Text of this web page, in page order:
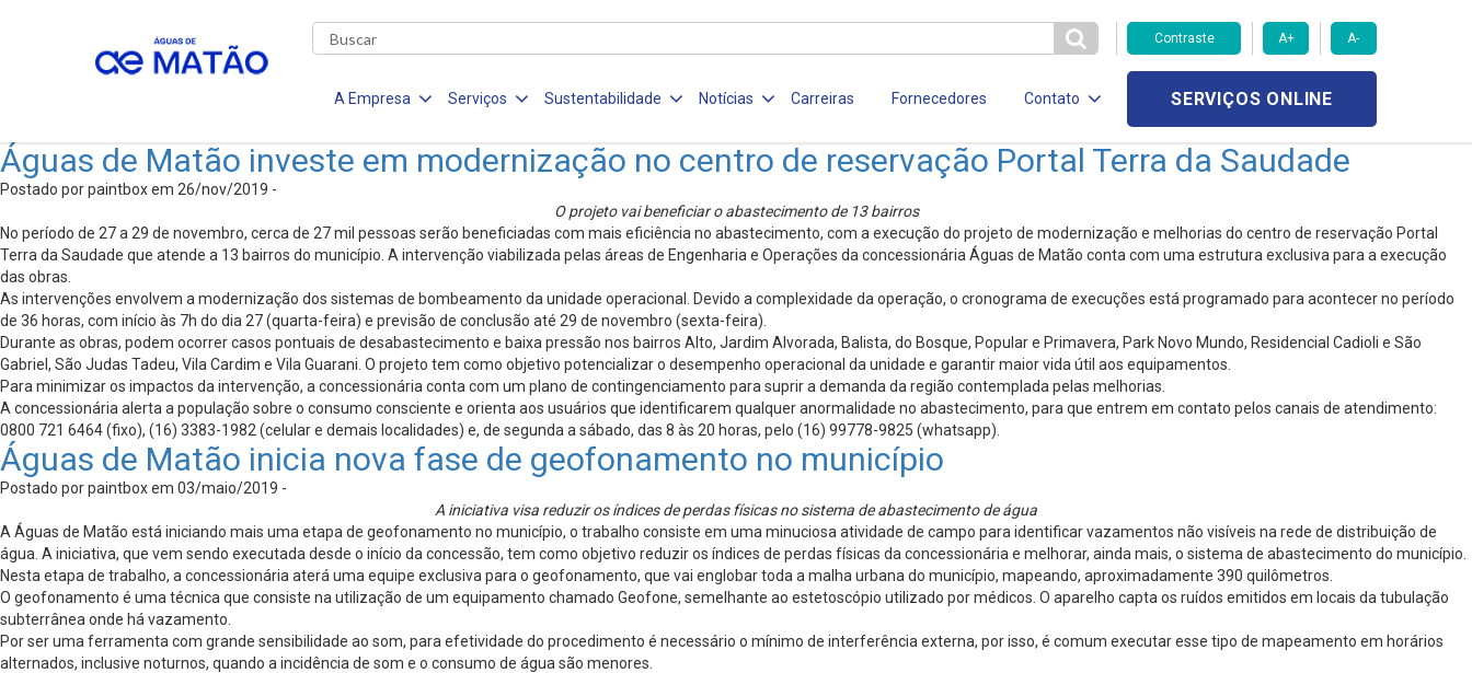
Contraste A+ A-
A Empresa Serviços Sustentabilidade Notícias Carreiras Fornecedores Contato SERVIÇOS ONLINE
Águas de Matão investe em modernização no centro de reservação Portal Terra da Saudade
Postado por paintbox em 26/nov/2019 -
O projeto vai beneficiar o abastecimento de 13 bairros
No período de 27 a 29 de novembro, cerca de 27 mil pessoas serão beneficiadas com mais eficiência no abastecimento, com a execução do projeto de modernização e melhorias do centro de reservação Portal
Terra da Saudade que atende a 13 bairros do município. A intervenção viabilizada pelas áreas de Engenharia e Operações da concessionária Águas de Matão conta com uma estrutura exclusiva para a execução
das obras.
As intervenções envolvem a modernização dos sistemas de bombeamento da unidade operacional. Devido a complexidade da operação, o cronograma de execuções está programado para acontecer no período
de 36 horas, com início às 7h do dia 27 (quarta-feira) e previsão de conclusão até 29 de novembro (sexta-feira).
Durante as obras, podem ocorrer casos pontuais de desabastecimento e baixa pressão nos bairros Alto, Jardim Alvorada, Balista, do Bosque, Popular e Primavera, Park Novo Mundo, Residencial Cadioli e São
Gabriel, São Judas Tadeu, Vila Cardim e Vila Guarani. O projeto tem como objetivo potencializar o desempenho operacional da unidade e garantir maior vida útil aos equipamentos.
Para minimizar os impactos da intervenção, a concessionária conta com um plano de contingenciamento para suprir a demanda da região contemplada pelas melhorias.
A concessionária alerta a população sobre o consumo consciente e orienta aos usuários que identificarem qualquer anormalidade no abastecimento, para que entrem em contato pelos canais de atendimento:
0800 721 6464 (fixo), (16) 3383-1982 (celular e demais localidades) e, de segunda a sábado, das 8 às 20 horas, pelo (16) 99778-9825 (whatsapp).
Águas de Matão inicia nova fase de geofonamento no município
Postado por paintbox em 03/maio/2019 -
A iniciativa visa reduzir os índices de perdas físicas no sistema de abastecimento de água
A Águas de Matão está iniciando mais uma etapa de geofonamento no município, o trabalho consiste em uma minuciosa atividade de campo para identificar vazamentos não visíveis na rede de distribuição de
água. A iniciativa, que vem sendo executada desde o início da concessão, tem como objetivo reduzir os índices de perdas físicas da concessionária e melhorar, ainda mais, o sistema de abastecimento do município.
Nesta etapa de trabalho, a concessionária aterá uma equipe exclusiva para o geofonamento, que vai englobar toda a malha urbana do município, mapeando, aproximadamente 390 quilômetros.
O geofonamento é uma técnica que consiste na utilização de um equipamento chamado Geofone, semelhante ao estetoscópio utilizado por médicos. O aparelho capta os ruídos emitidos em locais da tubulação
subterrânea onde há vazamento.
Por ser uma ferramenta com grande sensibilidade ao som, para efetividade do procedimento é necessário o mínimo de interferência externa, por isso, é comum executar esse tipo de mapeamento em horários
alternados, inclusive noturnos, quando a incidência de som e o consumo de água são menores.